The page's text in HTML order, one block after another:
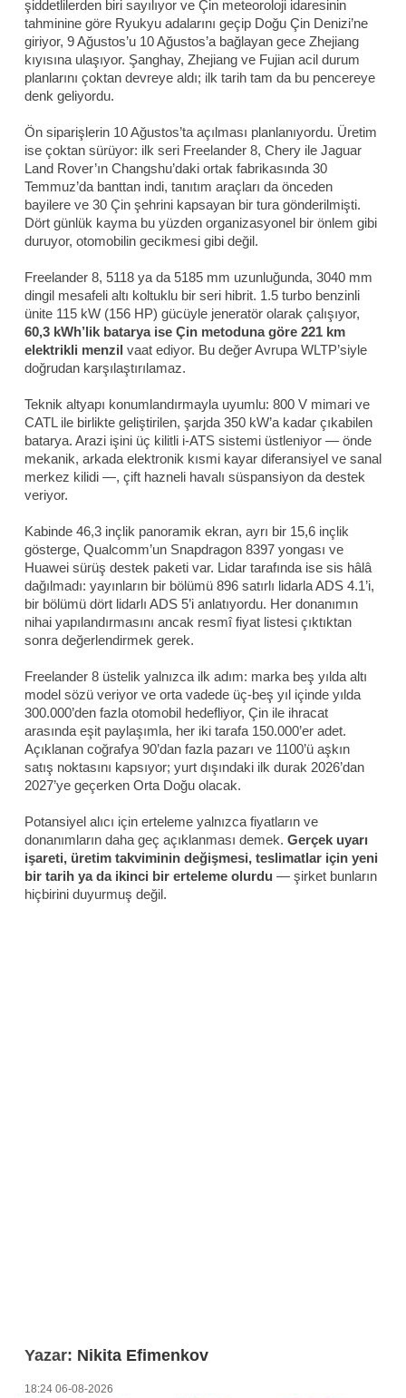
şiddetlilerden biri sayılıyor ve Çin meteoroloji idaresinin
tahminine göre Ryukyu adalarını geçip Doğu Çin Denizi’ne
giriyor, 9 Ağustos’u 10 Ağustos’a bağlayan gece Zhejiang
kıyısına ulaşıyor. Şanghay, Zhejiang ve Fujian acil durum
planlarını çoktan devreye aldı; ilk tarih tam da bu pencereye
denk geliyordu.
Ön siparişlerin 10 Ağustos’ta açılması planlanıyordu. Üretim
ise çoktan sürüyor: ilk seri Freelander 8, Chery ile Jaguar
Land Rover’ın Changshu’daki ortak fabrikasında 30
Temmuz’da banttan indi, tanıtım araçları da önceden
bayilere ve 30 Çin şehrini kapsayan bir tura gönderilmişti.
Dört günlük kayma bu yüzden organizasyonel bir önlem gibi
duruyor, otomobilin gecikmesi gibi değil.
Freelander 8, 5118 ya da 5185 mm uzunluğunda, 3040 mm
dingil mesafeli altı koltuklu bir seri hibrit. 1.5 turbo benzinli
ünite 115 kW (156 HP) gücüyle jeneratör olarak çalışıyor,
60,3 kWh’lik batarya ise Çin metoduna göre 221 km
elektrikli menzil vaat ediyor. Bu değer Avrupa WLTP’siyle
doğrudan karşılaştırılamaz.
Teknik altyapı konumlandırmayla uyumlu: 800 V mimari ve
CATL ile birlikte geliştirilen, şarjda 350 kW’a kadar çıkabilen
batarya. Arazi işini üç kilitli i-ATS sistemi üstleniyor — önde
mekanik, arkada elektronik kısmi kayar diferansiyel ve sanal
merkez kilidi —, çift hazneli havalı süspansiyon da destek
veriyor.
Kabinde 46,3 inçlik panoramik ekran, ayrı bir 15,6 inçlik
gösterge, Qualcomm’un Snapdragon 8397 yongası ve
Huawei sürüş destek paketi var. Lidar tarafında ise sis hâlâ
dağılmadı: yayınların bir bölümü 896 satırlı lidarla ADS 4.1’i,
bir bölümü dört lidarlı ADS 5’i anlatıyordu. Her donanımın
nihai yapılandırmasını ancak resmî fiyat listesi çıktıktan
sonra değerlendirmek gerek.
Freelander 8 üstelik yalnızca ilk adım: marka beş yılda altı
model sözü veriyor ve orta vadede üç-beş yıl içinde yılda
300.000’den fazla otomobil hedefliyor, Çin ile ihracat
arasında eşit paylaşımla, her iki tarafa 150.000’er adet.
Açıklanan coğrafya 90’dan fazla pazarı ve 1100’ü aşkın
satış noktasını kapsıyor; yurt dışındaki ilk durak 2026’dan
2027’ye geçerken Orta Doğu olacak.
Potansiyel alıcı için erteleme yalnızca fiyatların ve
donanımların daha geç açıklanması demek. Gerçek uyarı
işareti, üretim takviminin değişmesi, teslimatlar için yeni
bir tarih ya da ikinci bir erteleme olurdu — şirket bunların
hiçbirini duyurmuş değil.
Yazar: Nikita Efimenkov
18:24 06-08-2026